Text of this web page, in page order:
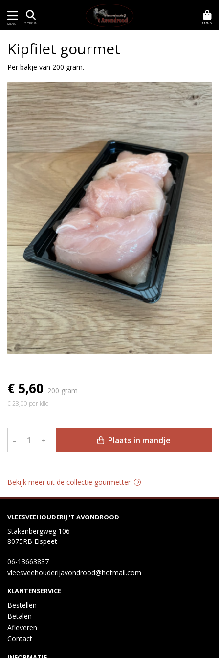
MENU ZOEKEN MAND
Kipfilet gourmet
Per bakje van 200 gram.
€ 5,60 200 gram
€ 28,00 per kilo
– + Plaats in mandje
Bekijk meer uit de collectie gourmetten
VLEESVEEHOUDERIJ 'T AVONDROOD
Stakenbergweg 106
8075RB Elspeet
06-13663837
vleesveehouderijavondrood@hotmail.com
KLANTENSERVICE
Bestellen
Betalen
Afleveren
Contact